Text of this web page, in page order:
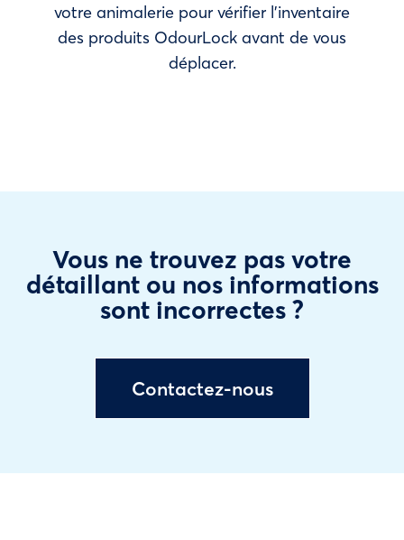
votre animalerie pour vérifier l’inventaire
des produits OdourLock avant de vous
déplacer.
Vous ne trouvez pas votre
détaillant ou nos informations
sont incorrectes ?
Contactez-nous